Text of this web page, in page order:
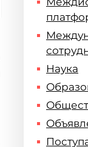
Наука